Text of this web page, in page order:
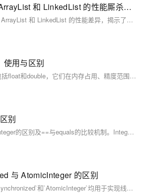
Java 开发者必看！ArrayList 和 LinkedList 的性能厮杀：选错一次，代码慢成蜗牛
本文深入解析了 Java 中 ArrayList 和 LinkedList 的性能差异，揭示了它们在不同操作下的表现。通过对比随机访问、插入、删除等操作的效率，指出 ArrayList 在多数场景下更高效，而 LinkedList 仅在特定情况下表现优异。文章强调选择合适容器对程序性能的重要性，并提供了实用的选择法则。
使用与区别
Java中的浮点类型主要包括float和double，它们在内存占用、精度范围和使用场景上有显著差异。float占用4字节，提供约6-7位有效数字；double占用8字节，提供约15-16位有效数字。float适合内存敏感或精度要求不高的场景，而double精度更高，是Java默认的浮点类型，推荐在大多数情况下使用。两者都存在精度限制，不能用于需要精确计算的金融领域。比较浮点数时应使用误差范围或BigDecimal类。科学计算和工程计算通常使用double，而金融计算应使用BigDecimal。
别
本文介绍了Java中int与Integer的区别及==与equals的比较机制。Integer是int的包装类，支持null值。使用==比较时，int直接比较数值，而Integer比较对象地址；在-128至127范围内的Integer值可缓存，超出该范围或使用new创建时则返回不同对象。equals方法则始终比较实际数值。
与 AtomicInteger 的区别
在Java多线程编程中，`synchronized`和`AtomicInteger`均用于实现线程安全，但原理与适用场景不同。`synchronized`是基于对象锁的同步机制，适用于复杂逻辑和多变量同步，如银行转账；而`AtomicInteger`采用CAS算法，适合单一变量的原子操作，例如计数器更新。二者各有优劣，应根据具体需求选择使用。